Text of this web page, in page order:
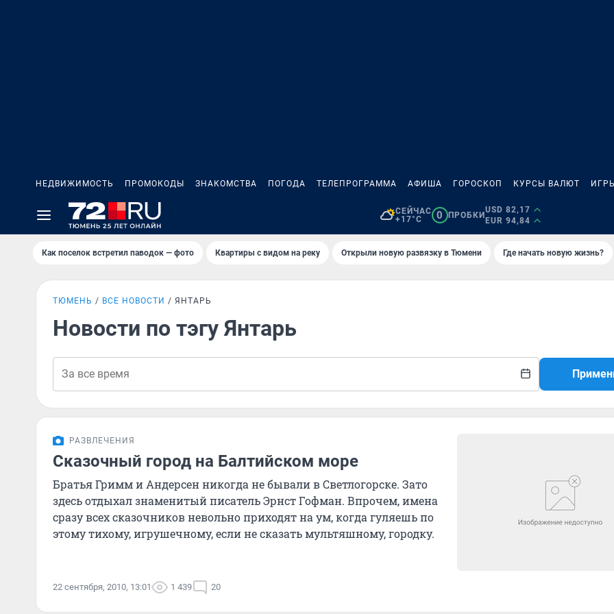
НЕДВИЖИМОСТЬ ПРОМОКОДЫ ЗНАКОМСТВА ПОГОДА ТЕЛЕПРОГРАММА АФИША ГОРОСКОП КУРСЫ ВАЛЮТ
СЕЙЧАС
+17°C
0 ПРОБКИ
USD 82,17
EUR 94,84
Как поселок встретил паводок — фото Квартиры с видом на реку Открыли новую развязку в Тюмени Где начать новую жизнь?
ТЮМЕНЬ ВСЕ НОВОСТИ ЯНТАРЬ
Новости по тэгу Янтарь
РАЗВЛЕЧЕНИЯ
Сказочный город на Балтийском море
Братья Гримм и Андерсен никогда не бывали в Светлогорске. Зато
здесь отдыхал знаменитый писатель Эрнст Гофман. Впрочем, имена
сразу всех сказочников невольно приходят на ум, когда гуляешь по
этому тихому, игрушечному, если не сказать мультяшному, городку.
22 сентября, 2010, 13:01 1 439 20